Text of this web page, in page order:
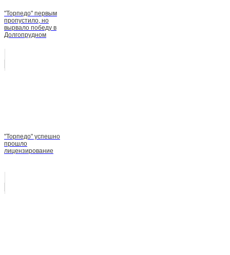
"Торпедо" первым
пропустило, но
вырвало победу в
Долгопрудном
"Торпедо" успешно
прошло
лицензирование